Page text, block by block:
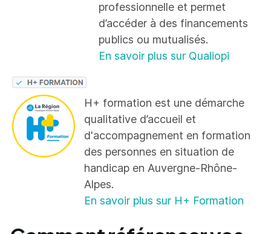
professionnelle et permet
d’accéder à des financements
publics ou mutualisés.
En savoir plus sur Qualiopi
H+ formation est une démarche
qualitative d’accueil et
d'accompagnement en formation
des personnes en situation de
handicap en Auvergne-Rhône-
Alpes.
En savoir plus sur H+ Formation